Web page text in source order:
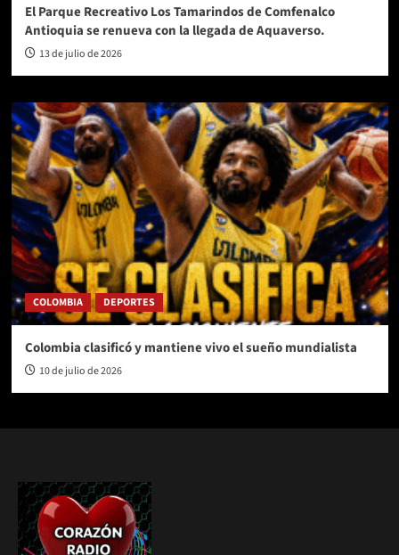
El Parque Recreativo Los Tamarindos de Comfenalco
Antioquia se renueva con la llegada de Aquaverso.
13 de julio de 2026
COLOMBIA DEPORTES
Colombia clasificó y mantiene vivo el sueño mundialista
10 de julio de 2026